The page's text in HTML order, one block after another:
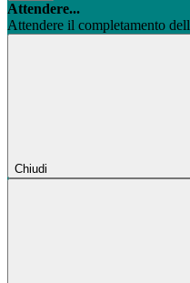
Attendere...
Attendere il completamento
Chiudi